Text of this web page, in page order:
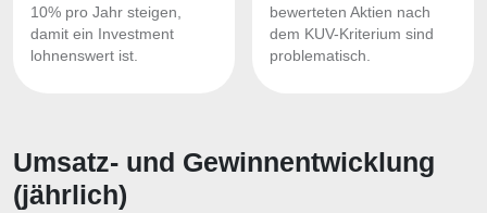
10% pro Jahr steigen,
damit ein Investment
lohnenswert ist.
bewerteten Aktien nach
dem KUV-Kriterium sind
problematisch.
Umsatz- und Gewinnentwicklung
(jährlich)